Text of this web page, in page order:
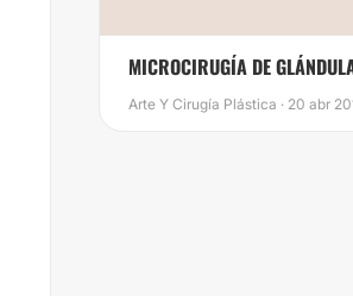
MICROCIRUGÍA DE
Arte Y Cirugía Plástica · 20 abr